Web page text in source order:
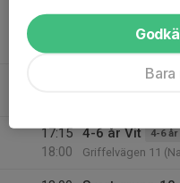
Kampgruppen
4-6 år Lila 4-6
17:15
18:00
4-6 år Vit 4-6
Griffelvägen 11
Bara